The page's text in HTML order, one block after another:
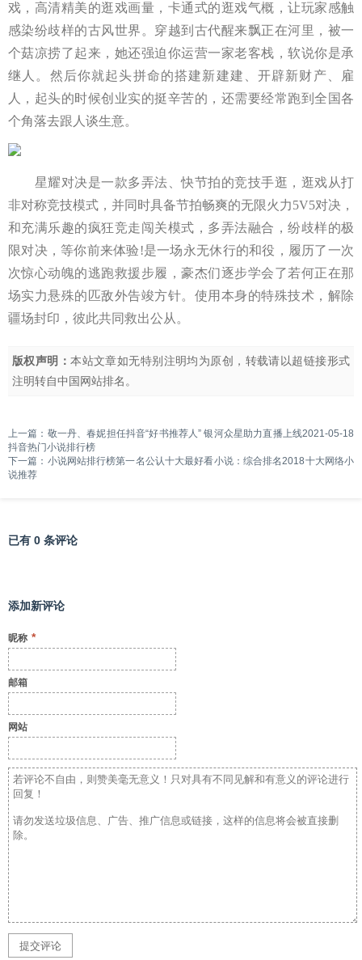
戏，高清精美的逛戏画量，卡通式的逛戏气概，让玩家感触
感染纷歧样的古风世界。穿越到古代醒来飘正在河里，被一
个菇凉捞了起来，她还强迫你运营一家老客栈，软说你是承
继人。然后你就起头拼命的搭建新建建、开辟新财产、雇
人，起头的时候创业实的挺辛苦的，还需要经常跑到全国各
个角落去跟人谈生意。
星耀对决是一款多弄法、快节拍的竞技手逛，逛戏从打
非对称竞技模式，并同时具备节拍畅爽的无限火力5V5对决，
和充满乐趣的疯狂竞走闯关模式，多弄法融合，纷歧样的极
限对决，等你前来体验!是一场永无休行的和役，履历了一次
次惊心动魄的逃跑救援步履，豪杰们逐步学会了若何正在那
场实力悬殊的匹敌外告竣方针。使用本身的特殊技术，解除
疆场封印，彼此共同救出公从。
版权声明：本站文章如无特别注明均为原创，转载请以超链接形式
注明转自中国网站排名 。
上一篇： 敬一丹、春妮担任抖音“好书推荐人” 银河众星助力直播上线2021-05-18
抖音热门小说排行榜
下一篇： 小说网站排行榜第一名公认十大最好看小说：综合排名2018十大网络小
说推荐
已有 0 条评论
添加新评论
昵称 *
邮箱
网站